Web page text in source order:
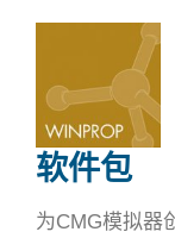
软件包
为CMG模拟器